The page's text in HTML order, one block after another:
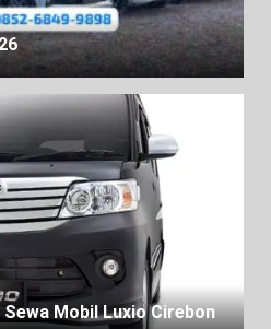
Mobil Luxio Cirebon